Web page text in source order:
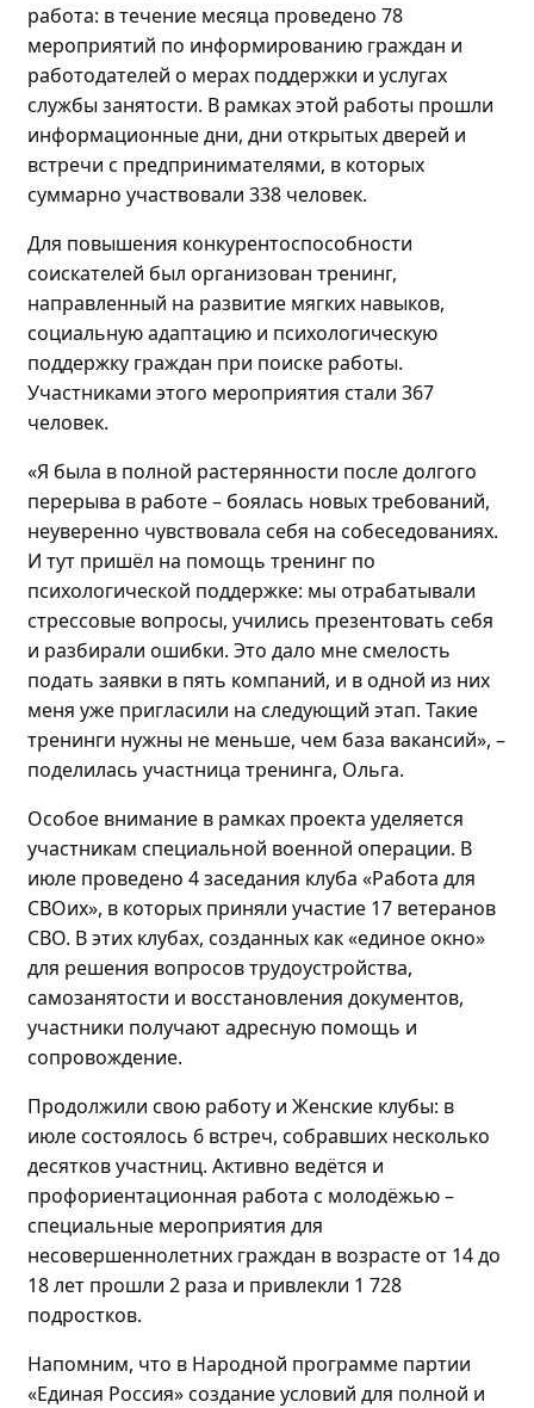
работа: в течение месяца проведено 78
мероприятий по информированию граждан и
работодателей о мерах поддержки и услугах
службы занятости. В рамках этой работы прошли
информационные дни, дни открытых дверей и
встречи с предпринимателями, в которых
суммарно участвовали 338 человек.
Для повышения конкурентоспособности
соискателей был организован тренинг,
направленный на развитие мягких навыков,
социальную адаптацию и психологическую
поддержку граждан при поиске работы.
Участниками этого мероприятия стали 367
человек.
«Я была в полной растерянности после долгого
перерыва в работе – боялась новых требований,
неуверенно чувствовала себя на собеседованиях.
И тут пришёл на помощь тренинг по
психологической поддержке: мы отрабатывали
стрессовые вопросы, учились презентовать себя
и разбирали ошибки. Это дало мне смелость
подать заявки в пять компаний, и водной из них
меня уже пригласили на следующий этап. Такие
тренинги нужны не меньше, чем база вакансий», –
поделилась участница тренинга, Ольга.
Особое внимание в рамках проекта уделяется
участникам специальной военной операции. В
июле проведено 4 заседания клуба «Работа для
СВОих», в которых приняли участие 17 ветеранов
СВО. В этих клубах, созданных как «единое окно»
для решения вопросов трудоустройства,
самозанятости и восстановления документов,
участники получают адресную помощь и
сопровождение.
Продолжили свою работу и Женские клубы: в
июле состоялось 6 встреч, собравших несколько
десятков участниц. Активно ведётся и
профориентационная работа с молодёжью–
специальные мероприятия для
несовершеннолетних граждан в возрасте от 14 до
18 лет прошли 2 раза и привлекли 1 728
подростков.
Напомним, что в Народной программе партии
«Единая Россия» создание условий для полной и